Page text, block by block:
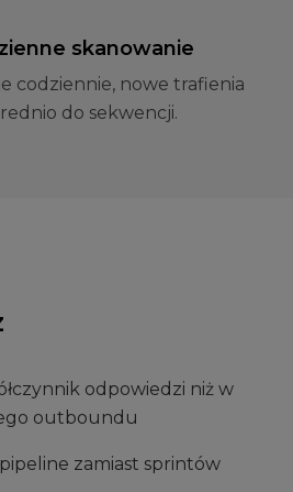
skanowanie
codziennie, nowe trafienia
do sekwencji.
odpowiedzi niż w
outboundu
zamiast sprintów